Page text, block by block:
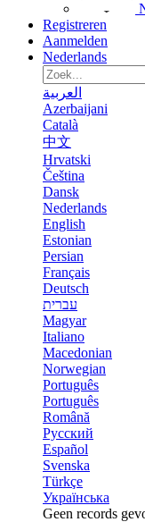
Registreren
Aanmelden
Nederlands
العربية
Azerbaijani
Català
中文
Hrvatski
Čeština
Dansk
Nederlands
English
Estonian
Persian
Français
Deutsch
עברית
Magyar
Italiano
Macedonian
Norwegian
Português
Português
Română
Русский
Español
Svenska
Türkçe
Українська
Geen records